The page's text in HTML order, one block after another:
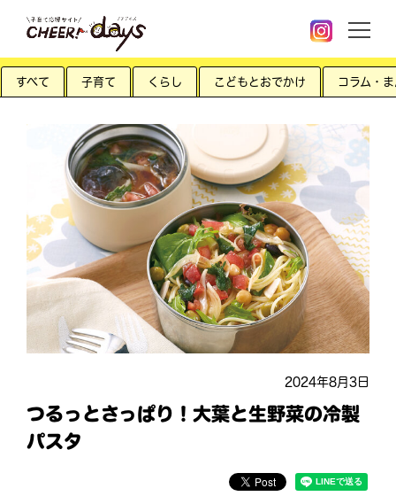
すべて 子育て くらし こどもとおでかけ コラム・
2024年8月3日
つるっとさっぱり！大葉と生野菜の冷製
パスタ